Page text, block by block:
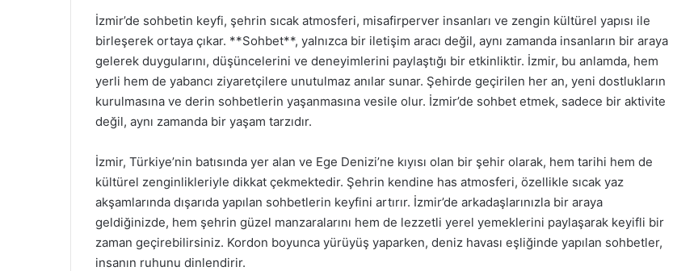
İzmir’de sohbetin keyfi, şehrin sıcak atmosferi, misafirperver insanları ve zengin kültürel yapısı ile
birleşerek ortaya çıkar. **Sohbet**, yalnızca bir iletişim aracı değil, aynı zamanda insanların bir araya
gelerek duygularını, düşüncelerini ve deneyimlerini paylaştığı bir etkinliktir. İzmir, bu anlamda, hem
yerli hem de yabancı ziyaretçilere unutulmaz anılar sunar. Şehirde geçirilen her an, yeni dostlukların
kurulmasına ve derin sohbetlerin yaşanmasına vesile olur. İzmir’de sohbet etmek, sadece bir aktivite
değil, aynı zamanda bir yaşam tarzıdır.
İzmir, Türkiye’nin batısında yer alan ve Ege Denizi’ne kıyısı olan bir şehir olarak, hem tarihi hem de
kültürel zenginlikleriyle dikkat çekmektedir. Şehrin kendine has atmosferi, özellikle sıcak yaz
akşamlarında dışarıda yapılan sohbetlerin keyfini artırır. İzmir’de arkadaşlarınızla bir araya
geldiğinizde, hem şehrin güzel manzaralarını hem de lezzetli yerel yemeklerini paylaşarak keyifli bir
zaman geçirebilirsiniz. Kordon boyunca yürüyüş yaparken, deniz havası eşliğinde yapılan sohbetler,
insanın ruhunu dinlendirir.